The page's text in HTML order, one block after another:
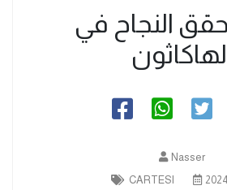
النجاح في
Nasser
CARTESI